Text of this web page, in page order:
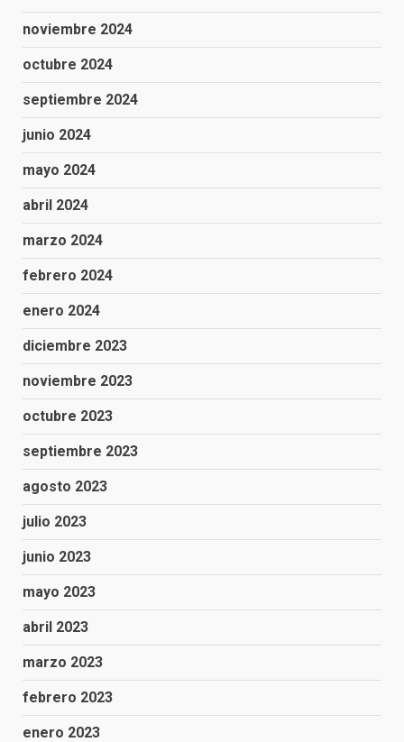
noviembre 2024
octubre 2024
septiembre 2024
junio 2024
mayo 2024
abril 2024
marzo 2024
febrero 2024
enero 2024
diciembre 2023
noviembre 2023
octubre 2023
septiembre 2023
agosto 2023
julio 2023
junio 2023
mayo 2023
abril 2023
marzo 2023
febrero 2023
enero 2023